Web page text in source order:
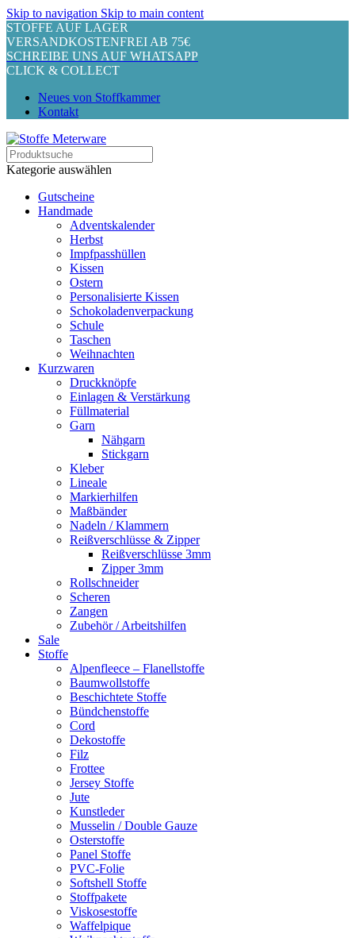
Skip to navigation Skip to main content
STOFFE AUF LAGER
VERSANDKOSTENFREI AB 75€
SCHREIBE UNS AUF WHATSAPP
CLICK & COLLECT
Neues von Stoffkammer
Kontakt
Kategorie auswählen
Gutscheine
Handmade
Adventskalender
Herbst
Impfpasshüllen
Kissen
Ostern
Personalisierte Kissen
Schokoladenverpackung
Schule
Taschen
Weihnachten
Kurzwaren
Druckknöpfe
Einlagen & Verstärkung
Füllmaterial
Garn
Nähgarn
Stickgarn
Kleber
Lineale
Markierhilfen
Maßbänder
Nadeln / Klammern
Reißverschlüsse & Zipper
Reißverschlüsse 3mm
Zipper 3mm
Rollschneider
Scheren
Zangen
Zubehör / Arbeitshilfen
Sale
Stoffe
Alpenfleece – Flanellstoffe
Baumwollstoffe
Beschichtete Stoffe
Bündchenstoffe
Cord
Dekostoffe
Filz
Frottee
Jersey Stoffe
Jute
Kunstleder
Musselin / Double Gauze
Osterstoffe
Panel Stoffe
PVC-Folie
Softshell Stoffe
Stoffpakete
Viskosestoffe
Waffelpique